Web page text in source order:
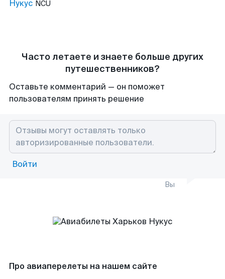
Нукус NCU
Часто летаете и знаете больше других
путешественников?
Оставьте комментарий — он поможет
пользователям принять решение
Войти
Вы
Про авиаперелеты на нашем сайте